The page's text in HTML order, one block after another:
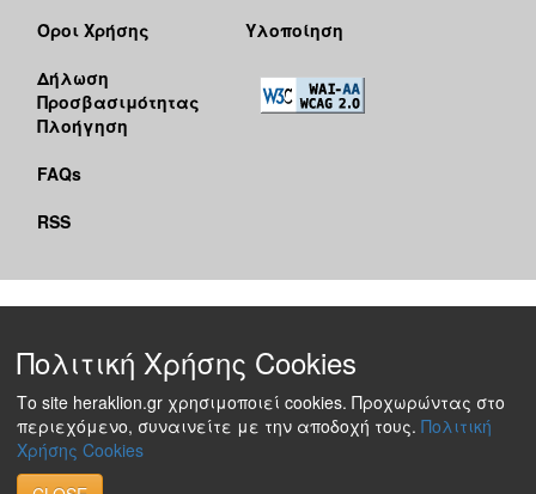
Όροι Χρήσης
Δήλωση
Προσβασιμότητας
Πλοήγηση
FAQs
RSS
Υλοποίηση
Πολιτική Χρήσης Cookies
Το site heraklion.gr χρησιμοποιεί cookies. Προχωρώντας στο
περιεχόμενο, συναινείτε με την αποδοχή τους. Πολιτική
Χρήσης Cookies